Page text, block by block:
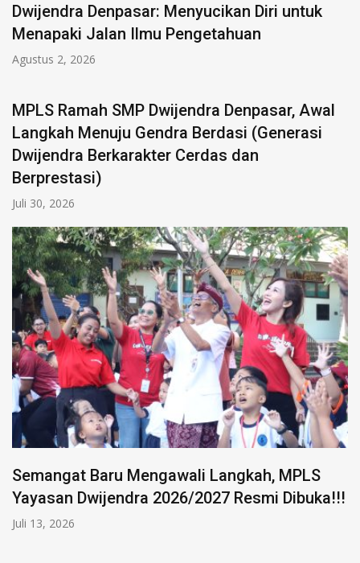
Dwijendra Denpasar: Menyucikan Diri untuk
Menapaki Jalan Ilmu Pengetahuan
Agustus 2, 2026
MPLS Ramah SMP Dwijendra Denpasar, Awal
Langkah Menuju Gendra Berdasi (Generasi
Dwijendra Berkarakter Cerdas dan
Berprestasi)
Juli 30, 2026
Semangat Baru Mengawali Langkah, MPLS
Yayasan Dwijendra 2026/2027 Resmi Dibuka!!!
Juli 13, 2026